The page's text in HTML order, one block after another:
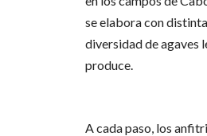
se elabora con
diversidad de agaves
produce.
A cada paso, los